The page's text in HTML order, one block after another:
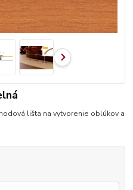
lišta na vytvorenie oblúkov a